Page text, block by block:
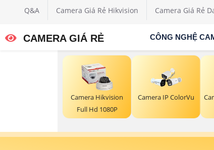
Q&A Camera Giá Rẻ Hikvision Camera Giá Rẻ
CAMERA GIÁ RẺ CÔNG NGHỆ
Camera Hikvision
Full Hd 1080P
Camera IP ColorVu